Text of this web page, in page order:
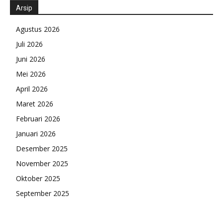
Arsip
Agustus 2026
Juli 2026
Juni 2026
Mei 2026
April 2026
Maret 2026
Februari 2026
Januari 2026
Desember 2025
November 2025
Oktober 2025
September 2025